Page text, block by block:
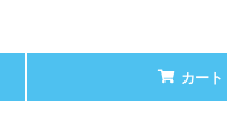
カート